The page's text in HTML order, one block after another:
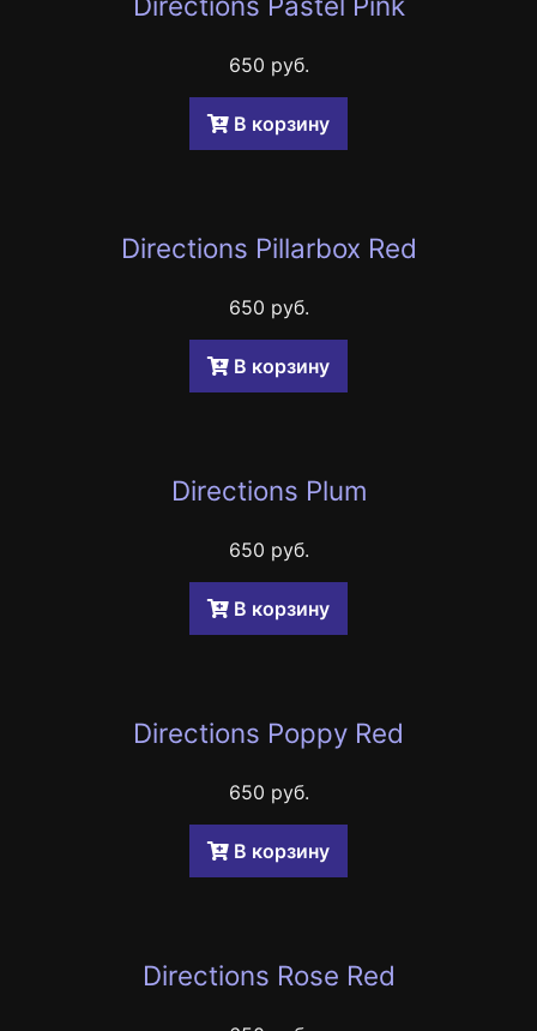
650 руб.
B корзину
Directions Pillarbox Red
650 руб.
B корзину
Directions Plum
650 руб.
B корзину
Directions Poppy Red
650 руб.
B корзину
Directions Rose Red